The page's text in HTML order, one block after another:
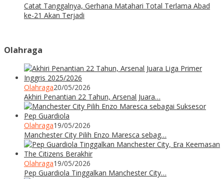
Catat Tanggalnya, Gerhana Matahari Total Terlama Abad
ke-21 Akan Terjadi
Olahraga
Olahraga20/05/2026
Akhiri Penantian 22 Tahun, Arsenal Juara…
Olahraga19/05/2026
Manchester City Pilih Enzo Maresca sebag…
Olahraga19/05/2026
Pep Guardiola Tinggalkan Manchester City…